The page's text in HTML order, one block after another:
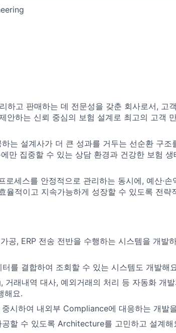
하고 판매하는 데 전문성을 갖춘 회사로서, 고
안하는 신뢰 중심의 보험 설계로 최고의 고객
는 설계사가 더 큰 성과를 거두는 선순환 구조
만 집중할 수 있는 상담 환경과 건강한 보험 생
세스를 안정적으로 관리하는 동시에, 예산·손
율적이고 지속가능하게 성장할 수 있도록 전략
공, ERP 전송 전반을 수행하는 시스템을 개발
를 결합하여 조회할 수 있는 시스템도 개발해
래내역 대사, 예외거래의 처리 등 자동화 개
해요.
시하여 내외부 Compliance에 대응하는 개발
할 수 있도록 Architecture를 고민하고 설계해